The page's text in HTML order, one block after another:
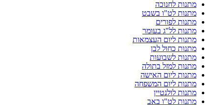
מתנות לחנוכה
מתנות לט"ו בשבט
מתנות לפורים
מתנות לל"ג בעומר
מתנות ליום העצמאות
מתנות כחול לבן
מתנות לשבועות
מתנות למזל בתולה
מתנות ליום האישה
מתנות ליום המשפחה
מתנות לולנטיין
מתנות לט"ו באב